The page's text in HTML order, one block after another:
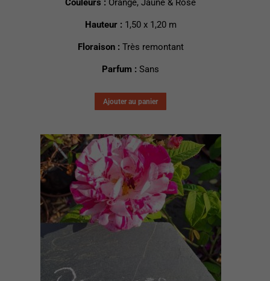
Couleurs : Orange, Jaune & Rose
Hauteur : 1,50 x 1,20 m
Floraison : Très remontant
Parfum : Sans
Ajouter au panier